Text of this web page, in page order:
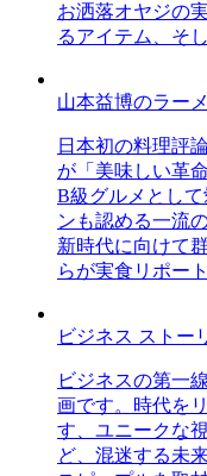
お洒落オヤジの
るアイテム、そ
山本益博のラー
日本初の料理評
が「美味しい革
B級グルメとし
ンも認める一流
新時代に向けて
らが実食リポー
ビジネス ストー
ビジネスの第一
画です。時代を
す、ユニークな
ど、混迷する未